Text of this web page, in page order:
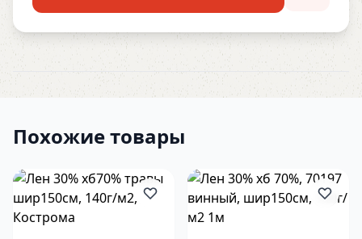
Похожие товары